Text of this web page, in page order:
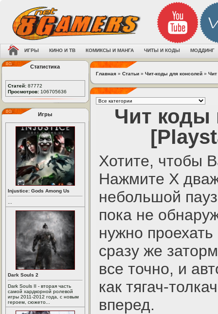
ИГРЫ КИНО И ТВ КОМИКСЫ И МАНГА ЧИТЫ И КОДЫ МОДДИНГ
Статистика
Статей: 87772
Просмотров: 106705636
Игры
Injustice: Gods Among Us
Dark Souls 2
Dark Souls II - вторая часть
самой хардкорной ролевой
игры 2011-2012 года, с новым
героем, сюжето...
Главная » Статьи » Чит-коды для консолей » Чит
Чит коды
Хотите, чтобы
Нажмите X
небольшой
пока не
нужно
сразу же
все точно, и
как тягач-
вперед.